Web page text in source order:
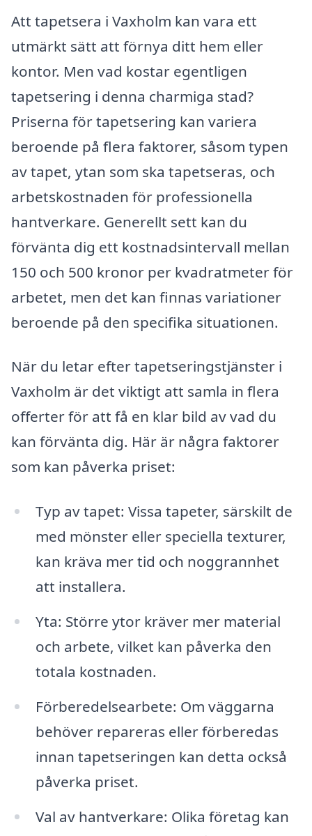
Att tapetsera i Vaxholm kan vara ett
utmärkt sätt att förnya ditt hem eller
kontor. Men vad kostar egentligen
tapetsering i denna charmiga stad?
Priserna för tapetsering kan variera
beroende på flera faktorer, såsom typen
av tapet, ytan som ska tapetseras, och
arbetskostnaden för professionella
hantverkare. Generellt sett kan du
förvänta dig ett kostnadsintervall mellan
150 och 500 kronor per kvadratmeter för
arbetet, men det kan finnas variationer
beroende på den specifika situationen.
När du letar efter tapetseringstjänster i
Vaxholm är det viktigt att samla in flera
offerter för att få en klar bild av vad du
kan förvänta dig. Här är några faktorer
som kan påverka priset:
Typ av tapet: Vissa tapeter, särskilt de
med mönster eller speciella texturer,
kan kräva mer tid och noggrannhet
att installera.
Yta: Större ytor kräver mer material
och arbete, vilket kan påverka den
totala kostnaden.
Förberedelsearbete: Om väggarna
behöver repareras eller förberedas
innan tapetseringen kan detta också
påverka priset.
Val av hantverkare: Olika företag kan